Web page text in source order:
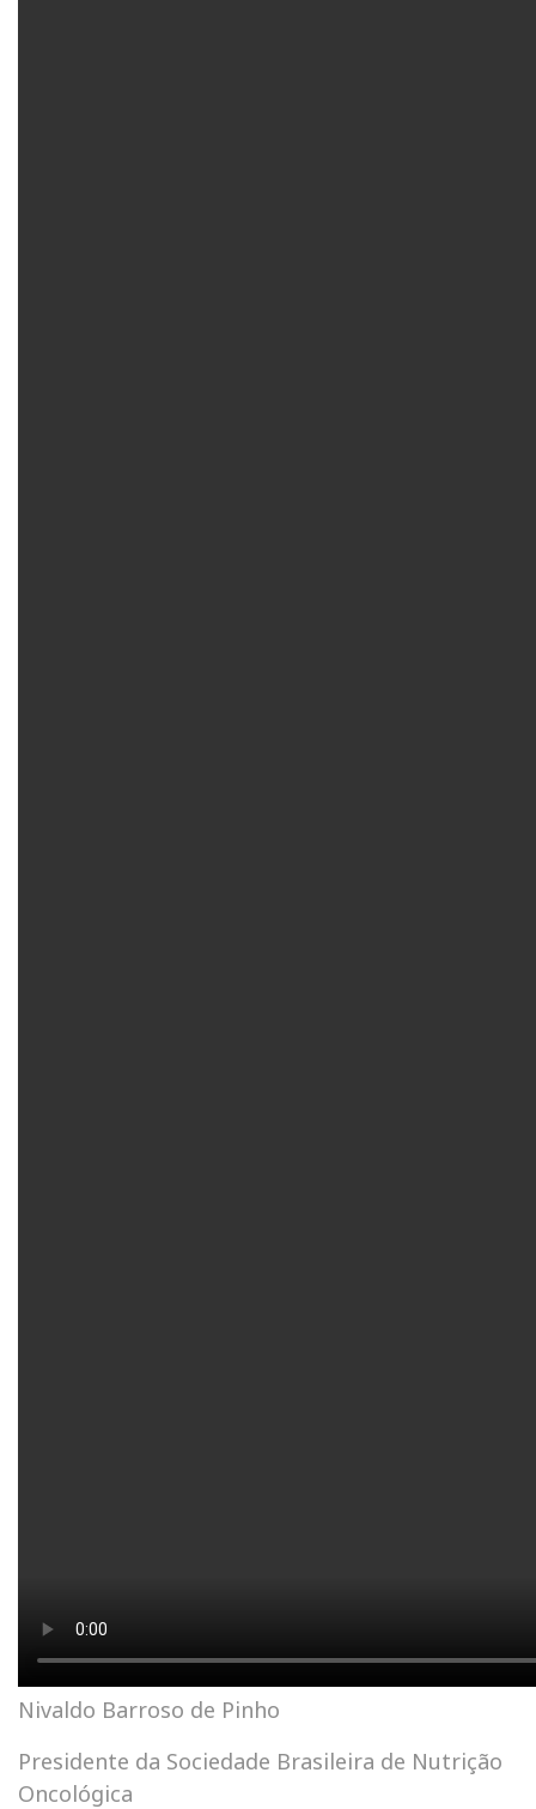
Nivaldo Barroso de Pinho
Presidente da Sociedade Brasileira de Nutrição
Oncológica